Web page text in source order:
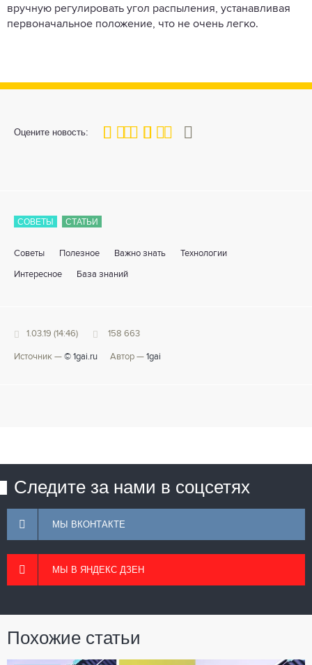
вручную регулировать угол распыления, устанавливая
первоначальное положение, что не очень легко.
Оцените новость:
80
1 3 4 5
СОВЕТЫ СТАТЬИ
Советы Полезное Важно знать Технологии
Интересное База знаний
1.03.19 (14:46) 158 663
Источник — © 1gai.ru Автор — 1gai
Следите за нами в соцсетях
МЫ ВКОНТАКТЕ
МЫ В ЯНДЕКС ДЗЕН
Похожие статьи